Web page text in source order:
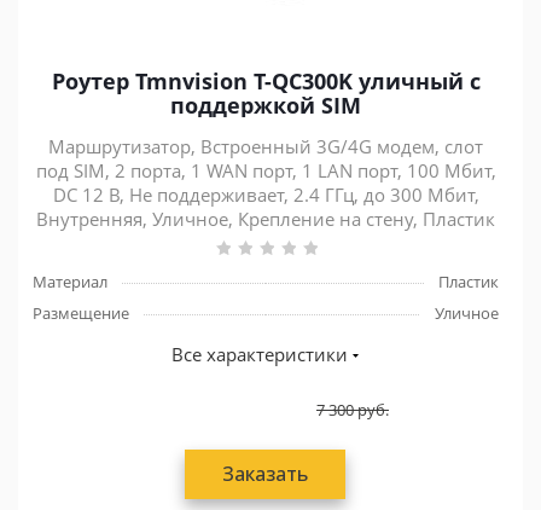
Роутер Tmnvision T-QC300K уличный с
поддержкой SIM
Маршрутизатор, Встроенный 3G/4G модем, слот
под SIM, 2 порта, 1 WAN порт, 1 LAN порт, 100 Мбит,
DC 12 В, Не поддерживает, 2.4 ГГц, до 300 Мбит,
Внутренняя, Уличное, Крепление на стену, Пластик
Материал
Пластик
Размещение
Уличное
Все характеристики
7 300руб.
Заказать